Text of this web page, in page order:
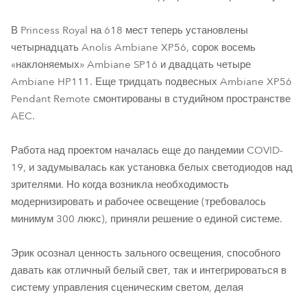
В Princess Royal на 618 мест теперь установлены
четырнадцать Anolis Ambiane XP56, сорок восемь
«наклоняемых» Ambiane SP16 и двадцать четыре
Ambiane HP111. Еще тридцать подвесных Ambiane XP56
Pendant Remote смонтированы в студийном пространстве
AEC.
Работа над проектом началась еще до пандемии COVID-
19, и задумывалась как установка белых светодиодов над
зрителями. Но когда возникла необходимость
модернизировать и рабочее освещение (требовалось
минимум 300 люкс), приняли решение о единой системе.
Эрик осознал ценность зального освещения, способного
давать как отличный белый свет, так и интегрироваться в
систему управления сценическим светом, делая